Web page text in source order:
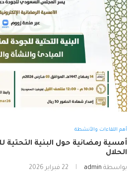
أهم اللقاءات والأنشطة
أمسية رمضانية حول البنية
الحلال
بواسطة admin 22 فبراير 2026